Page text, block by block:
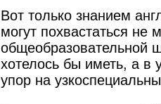
Вот только знанием
могут похвастаться не
общеобразовательной
хотелось бы иметь, а в
упор на